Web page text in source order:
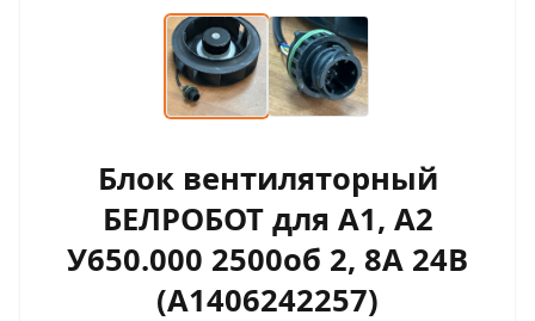
Блок вентиляторный
БЕЛРОБОТ для А1, А2
У650.000 2500об 2, 8А 24В
(A1406242257)